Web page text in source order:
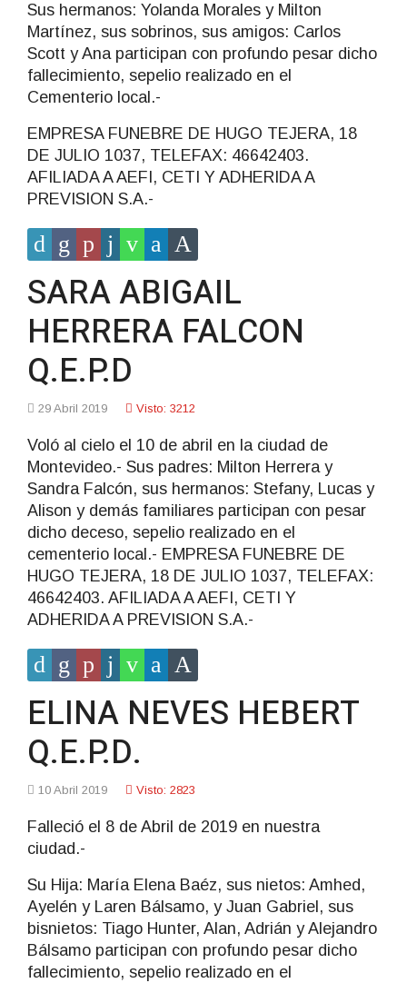
Sus hermanos: Yolanda Morales y Milton
Martínez, sus sobrinos, sus amigos: Carlos
Scott y Ana participan con profundo pesar dicho
fallecimiento, sepelio realizado en el
Cementerio local.-
EMPRESA FUNEBRE DE HUGO TEJERA, 18
DE JULIO 1037, TELEFAX: 46642403.
AFILIADA A AEFI, CETI Y ADHERIDA A
PREVISION S.A.-
SARA ABIGAIL
HERRERA FALCON
Q.E.P.D
29 Abril 2019 Visto: 3212
Voló al cielo el 10 de abril en la ciudad de
Montevideo.- Sus padres: Milton Herrera y
Sandra Falcón, sus hermanos: Stefany, Lucas y
Alison y demás familiares participan con pesar
dicho deceso, sepelio realizado en el
cementerio local.- EMPRESA FUNEBRE DE
HUGO TEJERA, 18 DE JULIO 1037, TELEFAX:
46642403. AFILIADA A AEFI, CETI Y
ADHERIDA A PREVISION S.A.-
ELINA NEVES HEBERT
Q.E.P.D.
10 Abril 2019 Visto: 2823
Falleció el 8 de Abril de 2019 en nuestra
ciudad.-
Su Hija: María Elena Baéz, sus nietos: Amhed,
Ayelén y Laren Bálsamo, y Juan Gabriel, sus
bisnietos: Tiago Hunter, Alan, Adrián y Alejandro
Bálsamo participan con profundo pesar dicho
fallecimiento, sepelio realizado en el